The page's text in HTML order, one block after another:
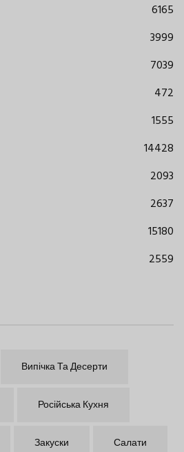
6165
3999
7039
472
1555
14428
2093
2637
15180
2559
Випічка Та Десерти
Російська Кухня
Закуски Салати